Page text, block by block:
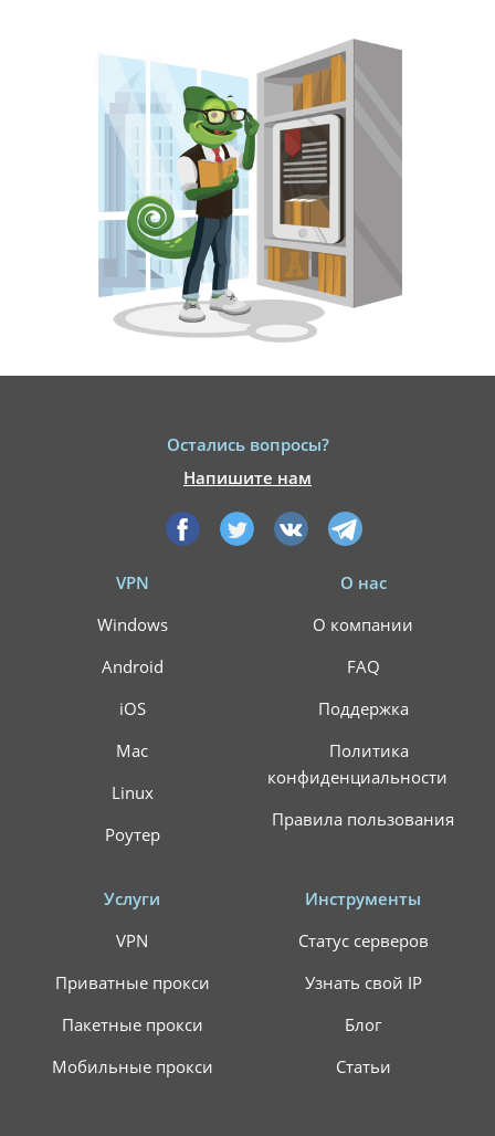
Остались вопросы?
Напишите нам
VPN
Windows
Android
iOS
Mac
Linux
Роутер
О нас
О компании
FAQ
Поддержка
Политика
конфиденциальности
Правила пользования
Услуги
VPN
Приватные прокси
Пакетные прокси
Мобильные прокси
Инструменты
Статус серверов
Узнать свой IP
Блог
Статьи